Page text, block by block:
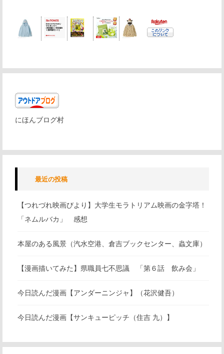
にほんブログ村
最近の投稿
【つれづれ映画びより】大学生モラトリアム映画の金字塔！
「ネムルバカ」 感想
本屋のある風景（汽水空港、倉吉ブックセンター、蟲文庫）
【漫画描いてみた】県職員七不思議 「第６話 飲み会」
今日読んだ漫画【アンダーニンジャ】（花沢健吾）
今日読んだ漫画【サンキューピッチ（住吉 九）】